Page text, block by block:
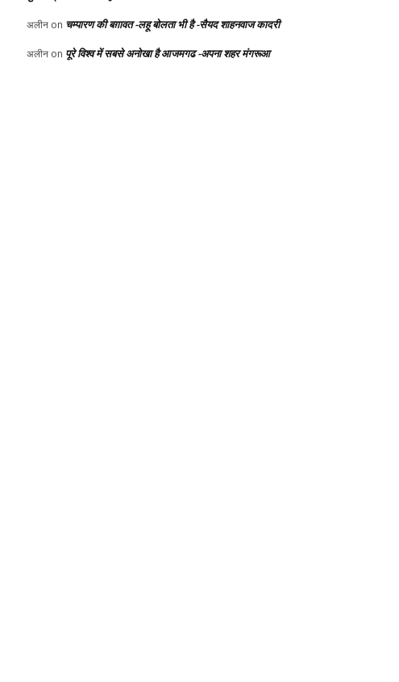
अलीन on चम्पारण की बग़ावत -लहू बोलता भी है -सैयद शाहनवाज कादरी
अलीन on पूरे विश्व में सबसे अनोखा है आजमगढ -अपना शहर मंगरूआ